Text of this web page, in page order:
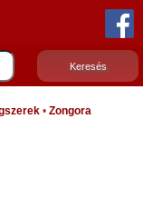
• Zongora